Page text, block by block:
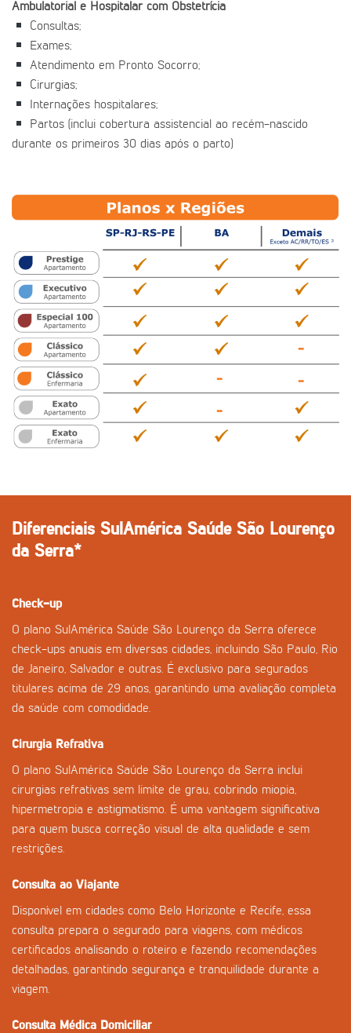
Ambulatorial e Hospitalar com Obstetrícia
Consultas;
Exames;
Atendimento em Pronto Socorro;
Cirurgias;
Internações hospitalares;
Partos (inclui cobertura assistencial ao recém-nascido
durante os primeiros 30 dias após o parto)
Diferenciais SulAmérica Saúde São Lourenço
da Serra*
Check-up
O plano SulAmérica Saúde São Lourenço da Serra oferece
check-ups anuais em diversas cidades, incluindo São Paulo, Rio
de Janeiro, Salvador e outras. É exclusivo para segurados
titulares acima de 29 anos, garantindo uma avaliação completa
da saúde com comodidade.
Cirurgia Refrativa
O plano SulAmérica Saúde São Lourenço da Serra inclui
cirurgias refrativas sem limite de grau, cobrindo miopia,
hipermetropia e astigmatismo. É uma vantagem significativa
para quem busca correção visual de alta qualidade e sem
restrições.
Consulta ao Viajante
Disponível em cidades como Belo Horizonte e Recife, essa
consulta prepara o segurado para viagens, com médicos
certificados analisando o roteiro e fazendo recomendações
detalhadas, garantindo segurança e tranquilidade durante a
viagem.
Consulta Médica Domiciliar